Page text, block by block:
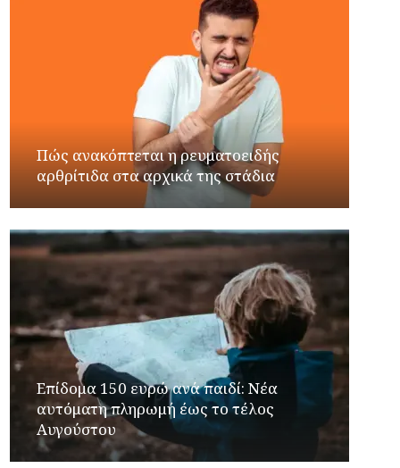
Πώς ανακόπτεται η ρευματοειδής
αρθρίτιδα στα αρχικά της στάδια
Επίδομα 150 ευρώ ανά παιδί: Νέα
αυτόματη πληρωμή έως το τέλος
Αυγούστου